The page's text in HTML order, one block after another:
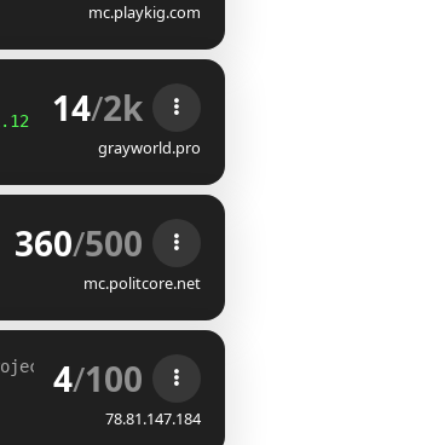
mc.playkig.com
26.2 ]
14/2k
grayworld.pro
360/500
mc.politcore.net
]
4/100
78.81.147.184